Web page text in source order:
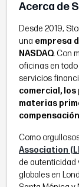
Acerca de
Desde 2019,
una empresa
NASDAQ. Con
oficinas en
servicios
comercial, los
materias
Como
Association
de autenticidad
globales en